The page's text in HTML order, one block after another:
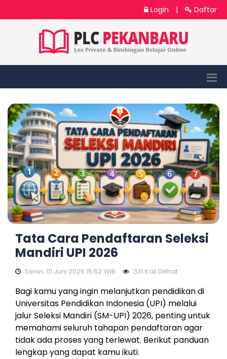
Login | Daftar
Tata Cara Pendaftaran Seleksi
Mandiri UPI 2026
Senin, 01 Juni 2026 15:52 WIB 331 Kali Dilihat
Bagi kamu yang ingin melanjutkan pendidikan di
Universitas Pendidikan Indonesia (UPI) melalui
jalur Seleksi Mandiri (SM-UPI) 2026, penting untuk
memahami seluruh tahapan pendaftaran agar
tidak ada proses yang terlewat. Berikut panduan
lengkap yang dapat kamu ikuti.